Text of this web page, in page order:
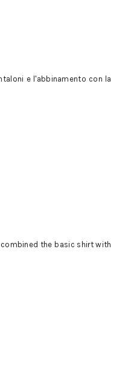
e l'abbinamento con la
the basic shirt with